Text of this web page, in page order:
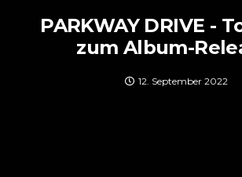
PARKWAY DRIVE -
zum Album-
12. September 2022